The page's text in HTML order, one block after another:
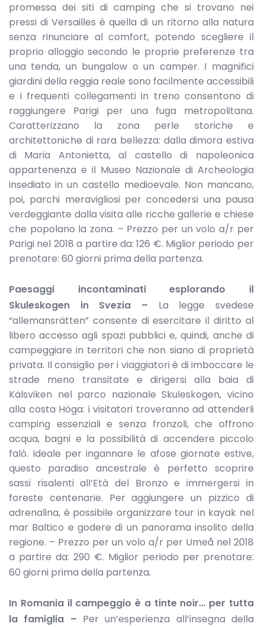
promessa dei siti di camping che si trovano nei
pressi di Versailles è quella di un ritorno alla natura
senza rinunciare al comfort, potendo scegliere il
proprio alloggio secondo le proprie preferenze tra
una tenda, un bungalow o un camper. I magnifici
giardini della reggia reale sono facilmente accessibili
e i frequenti collegamenti in treno consentono di
raggiungere Parigi per una fuga metropolitana.
Caratterizzano la zona perle storiche e
architettoniche di rara bellezza: dalla dimora estiva
di Maria Antonietta, al castello di napoleonica
appartenenza e il Museo Nazionale di Archeologia
insediato in un castello medioevale. Non mancano,
poi, parchi meravigliosi per concedersi una pausa
verdeggiante dalla visita alle ricche gallerie e chiese
che popolano la zona. – Prezzo per un volo a/r per
Parigi nel 2018 a partire da: 126 €. Miglior periodo per
prenotare: 60 giorni prima della partenza.
Paesaggi incontaminati esplorando il
Skuleskogen in Svezia – La legge svedese
“allemansrätten” consente di esercitare il diritto al
libero accesso agli spazi pubblici e, quindi, anche di
campeggiare in territori che non siano di proprietà
privata. Il consiglio per i viaggiatori è di imboccare le
strade meno transitate e dirigersi alla baia di
Kälsviken nel parco nazionale Skuleskogen, vicino
alla costa Höga: i visitatori troveranno ad attenderli
camping essenziali e senza fronzoli, che offrono
acqua, bagni e la possibilità di accendere piccolo
falò. Ideale per ingannare le afose giornate estive,
questo paradiso ancestrale è perfetto scoprire
sassi risalenti all’Età del Bronzo e immergersi in
foreste centenarie. Per aggiungere un pizzico di
adrenalina, è possibile organizzare tour in kayak nel
mar Baltico e godere di un panorama insolito della
regione. – Prezzo per un volo a/r per Umeå nel 2018
a partire da: 290 €. Miglior periodo per prenotare:
60 giorni prima della partenza.
In Romania il campeggio è a tinte noir… per tutta
la famiglia – Per un’esperienza all’insegna della